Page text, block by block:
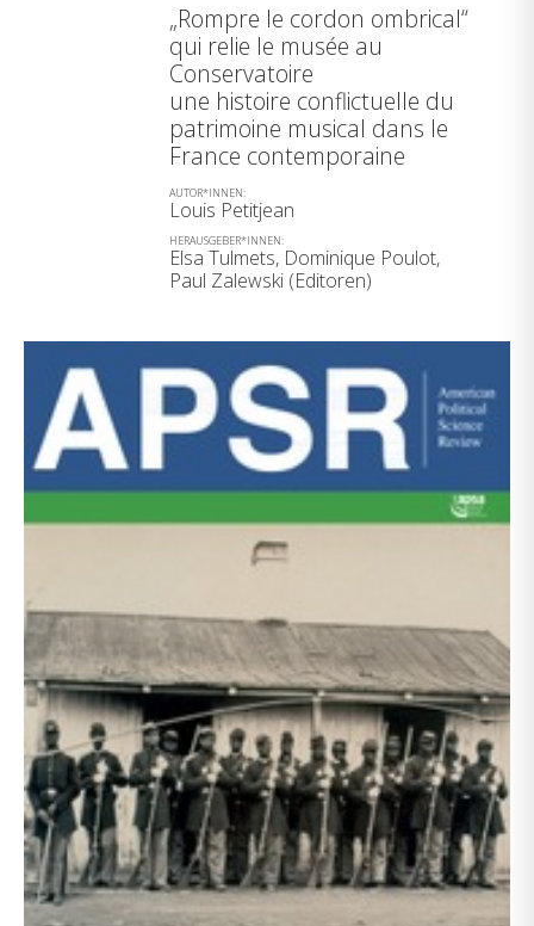
„Rompre le cordon ombrical“
qui relie le musée au
Conservatoire
une histoire conflictuelle du
patrimoine musical dans le
France contemporaine
AUTOR*INNEN:
Louis Petitjean
HERAUSGEBER*INNEN:
Elsa Tulmets, Dominique Poulot,
Paul Zalewski (Editoren)